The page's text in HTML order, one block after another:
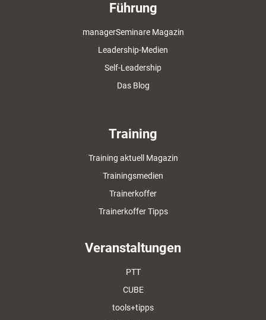
Führung
managerSeminare Magazin
Leadership-Medien
Self-Leadership
Das Blog
Training
Training aktuell Magazin
Trainingsmedien
Trainerkoffer
Trainerkoffer Tipps
Veranstaltungen
PTT
CUBE
tools+tipps